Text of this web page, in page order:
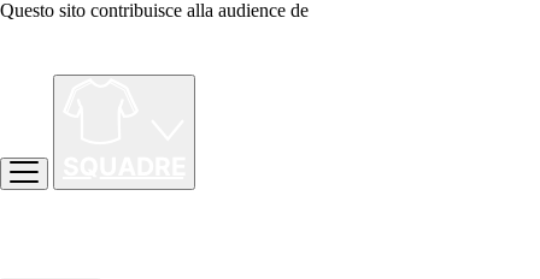
Questo sito contribuisce alla audience de